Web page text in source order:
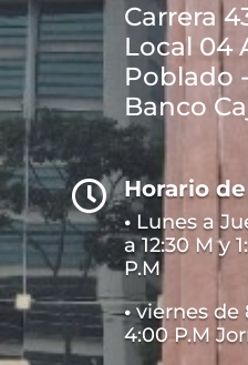
Carrera
Local 04
Poblado
Banco
 Horario
• Lunes a
a 12:30 M y
P.M
•viernes de
4:00 P.M